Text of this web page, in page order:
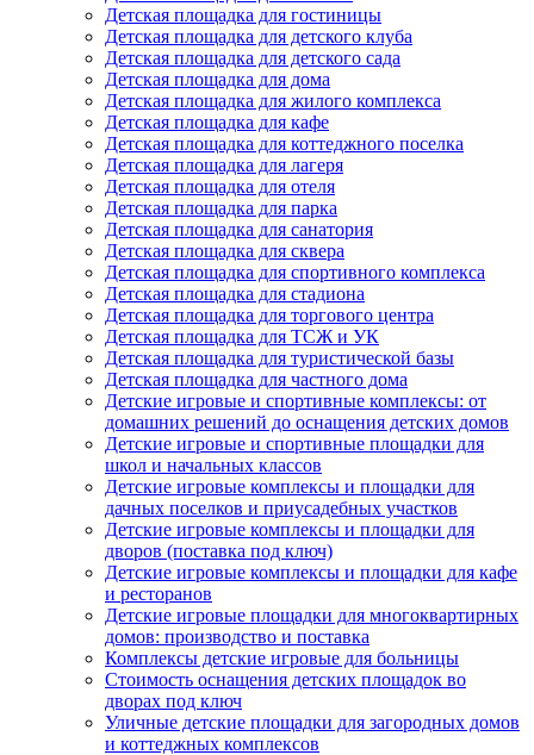
Детская площадка для гостиницы
Детская площадка для детского клуба
Детская площадка для детского сада
Детская площадка для дома
Детская площадка для жилого комплекса
Детская площадка для кафе
Детская площадка для коттеджного поселка
Детская площадка для лагеря
Детская площадка для отеля
Детская площадка для парка
Детская площадка для санатория
Детская площадка для сквера
Детская площадка для спортивного комплекса
Детская площадка для стадиона
Детская площадка для торгового центра
Детская площадка для ТСЖ и УК
Детская площадка для туристической базы
Детская площадка для частного дома
Детские игровые и спортивные комплексы: от
домашних решений до оснащения детских домов
Детские игровые и спортивные площадки для
школ и начальных классов
Детские игровые комплексы и площадки для
дачных поселков и приусадебных участков
Детские игровые комплексы и площадки для
дворов (поставка под ключ)
Детские игровые комплексы и площадки для кафе
и ресторанов
Детские игровые площадки для многоквартирных
домов: производство и поставка
Комплексы детские игровые для больницы
Стоимость оснащения детских площадок во
дворах под ключ
Уличные детские площадки для загородных домов
и коттеджных комплексов